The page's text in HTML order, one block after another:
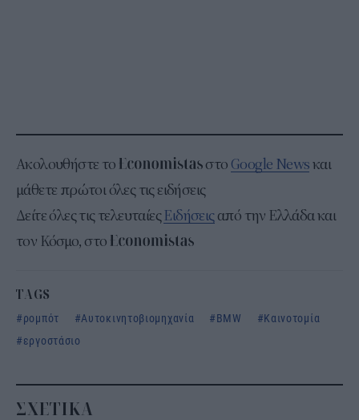
Ακολουθήστε το στο Google Newsκαι
μάθετε πρώτοι όλες τις ειδήσεις
Δείτε όλες τις τελευταίεςΕιδήσειςαπό την Ελλάδα και
τον Κόσμο, στο
TAGS
ρομπότ
Αυτοκινητοβιομηχανία BMW
Καινοτομία
εργοστάσιο
ΣΧΕΤΙΚΑ